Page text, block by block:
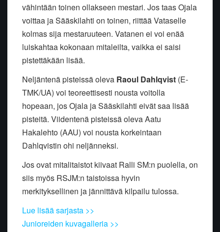
vähintään toinen ollakseen mestari. Jos taas Ojala
voittaa ja Sääskilahti on toinen, riittää Vataselle
kolmas sija mestaruuteen. Vatanen ei voi enää
luiskahtaa kokonaan mitaleilta, vaikka ei saisi
pistettäkään lisää.
Neljäntenä pisteissä oleva Raoul Dahlqvist (E-
TMK/UA) voi teoreettisesti nousta voitolla
hopeaan, jos Ojala ja Sääskilahti eivät saa lisää
pisteitä. Viidentenä pisteissä oleva Aatu
Hakalehto (AAU) voi nousta korkeintaan
Dahlqvistin ohi neljänneksi.
Jos ovat mitalitaistot kiivaat Ralli SM:n puolella, on
siis myös RSJM:n taistoissa hyvin
merkityksellinen ja jännittävä kilpailu tulossa.
Lue lisää sarjasta >>
Junioreiden kuvagalleria >>